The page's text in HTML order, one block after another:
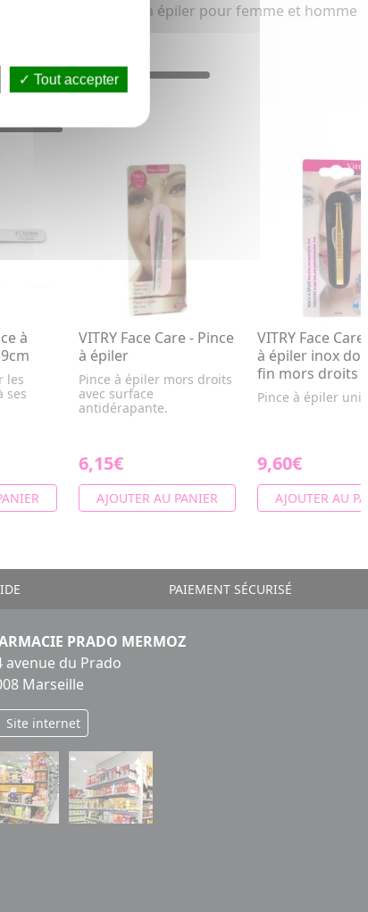
Pince à épiler pour femme et homme
à
les
ses
VITRY Face Care - Pince
à épiler
Pince à épiler mors droits
avec surface
antidérapante.
6,15€
AJOUTER AU PANIER
VITRY Face
à épiler inox
fin mors droits
Pince à épiler
9,60€
AJOUTER AU
PAIEMENT SÉCURISÉ
PRADO MERMOZ
avenue du Prado
Marseille
Site internet
Tout accepter